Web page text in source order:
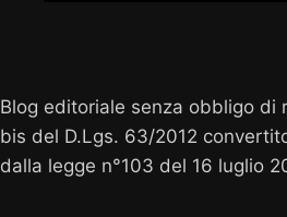
Blog editoriale senza obbligo di
bis del D.Lgs. 63/2012
dalla legge n°103 del 16 luglio